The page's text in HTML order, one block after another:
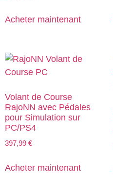
Acheter maintenant
Volant de Course
RajoNN avec Pédales
pour Simulation sur
PC/PS4
397,99 €
Acheter maintenant